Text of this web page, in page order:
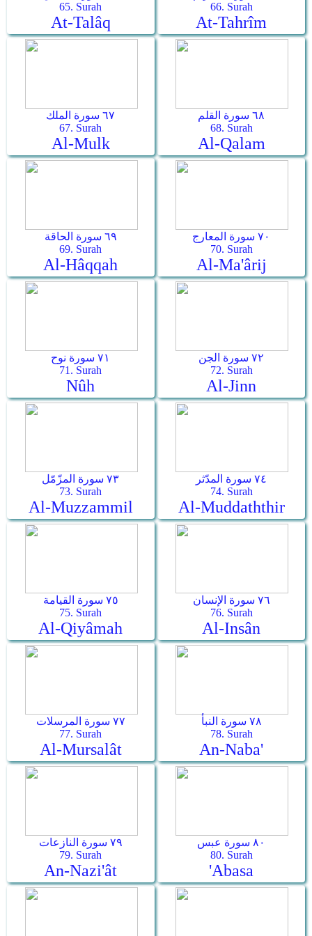
65. Surah
At-Talâq
66. Surah
At-Tahrîm
٦٧ سورة الملك
67. Surah
Al-Mulk
٦٨ سورة القلم
68. Surah
Al-Qalam
٦٩ سورة الحاقة
69. Surah
Al-Hâqqah
٧٠ سورة المعارج
70. Surah
Al-Ma'ârij
٧١ سورة نوح
71. Surah
Nûh
٧٢ سورة الجن
72. Surah
Al-Jinn
٧٣ سورة المزّمّل
73. Surah
Al-Muzzammil
٧٤ سورة المدّثر
74. Surah
Al-Muddaththir
٧٥ سورة القيامة
75. Surah
Al-Qiyâmah
٧٦ سورة الإنسان
76. Surah
Al-Insân
٧٧ سورة المرسلات
77. Surah
Al-Mursalât
٧٨ سورة النبأ
78. Surah
An-Naba'
٧٩ سورة النازعات
79. Surah
An-Nazi'ât
٨٠ سورة عبس
80. Surah
'Abasa